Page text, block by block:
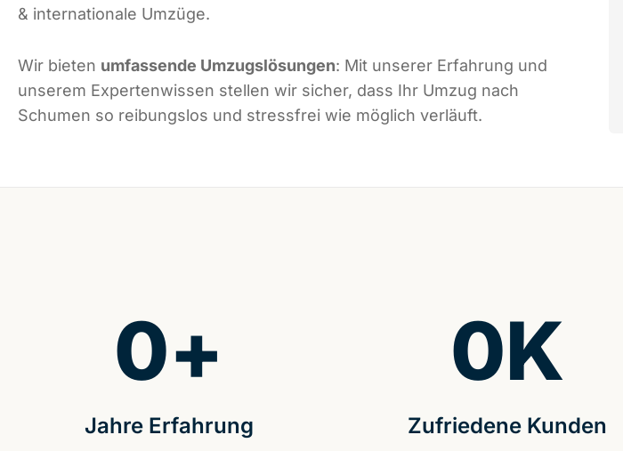
& internationale Umzüge.
Wir bieten umfassende Umzugslösungen: Mit unserer Erfahrung und
unserem Expertenwissen stellen wir sicher, dass Ihr Umzug nach
Schumen so reibungslos und stressfrei wie möglich verläuft.
Jahre Erfahrung
0+
Zufriedene Kunden
0K